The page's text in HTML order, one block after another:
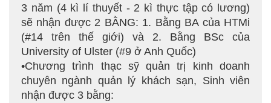
3 năm (4 kì lí thuyết - 2 kì thực tập có lương)
sẽ nhận được 2 BẰNG: 1. Bằng BA của HTMi
(#14 trên thế giới) và 2. Bằng BSc của
University of Ulster (#9 ở Anh Quốc)
•Chương trình thạc sỹ quản trị kinh doanh
chuyên ngành quản lý khách sạn, Sinh viên
nhận được 3 bằng: